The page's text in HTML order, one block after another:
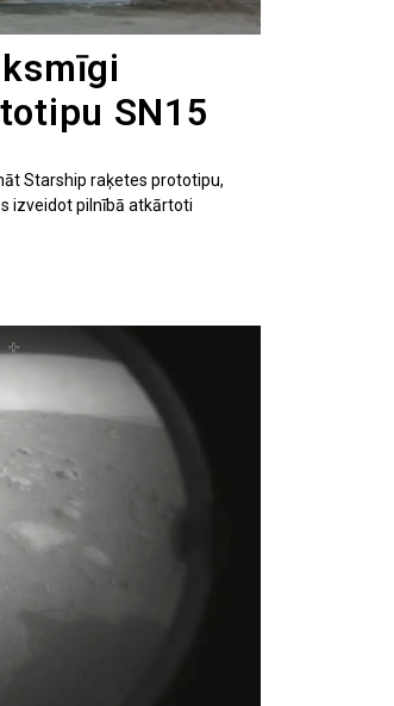
SN15
Starship raķetes prototipu,
izveidot pilnībā atkārtoti